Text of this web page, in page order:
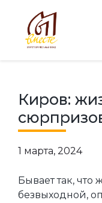
Киров:
1 марта, 2024
Бывает так, что
безвыходной,